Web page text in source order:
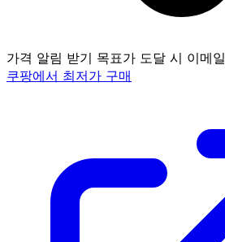
가격 알림 받기 목표가 도달 시 이메일
쿠팡에서 최저가 구매